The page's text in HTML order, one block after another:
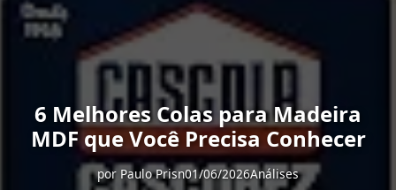
6 Melhores Colas para Madeira
MDF que Você Precisa Conhecer
por Paulo Prisn01/06/2026Análises